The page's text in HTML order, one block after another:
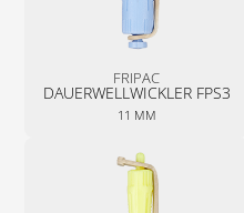
FRIPAC
DAUER­WELL­WICKLER­ FPS3
11 MM